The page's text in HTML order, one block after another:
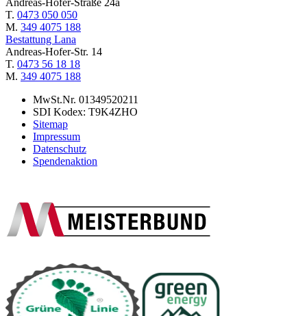
T. 0473 050 050
M. 349 4075 188
Bestattung Lana
Andreas-Hofer-Str. 14
T. 0473 56 18 18
M. 349 4075 188
MwSt.Nr. 01349520211
SDI Kodex: T9K4ZHO
Sitemap
Impressum
Datenschutz
Spendenaktion